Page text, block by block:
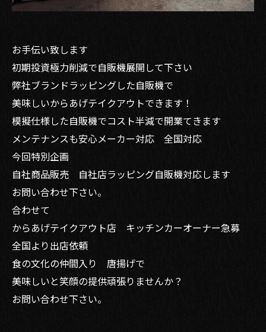
お手伝い致します
初期投資極力削減で自販機展開して下さい
弊社ブランドラッピングした自販機で
美味しいからあげテイクアウトできます！
模擬仕様した自販機でコスト半減で開業てきます
メンテナンスも安心メーカー対応 全国対応
今回特別企画
自社商品販売 自社店ラッピング自販機対応します
お問い合わせ下さい。
合わせて
からあげテイクアウト店 キッチンカーオーナー急募
全国より出店依頼
食の文化の仲間入り 唐揚げで
美味しいと笑顔の提供頑張りませんか？
お問い合わせ下さい。